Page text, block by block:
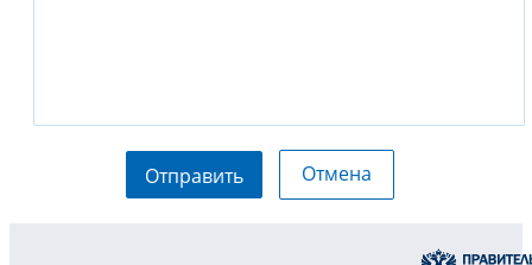
Отправить Отмена